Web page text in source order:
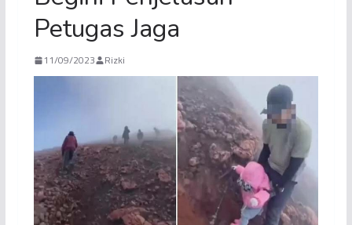
Petugas Jaga
11/09/2023 Rizki